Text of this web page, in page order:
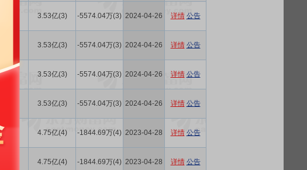
3.53亿(3) -5574.04万(3) 2024-04-26 详情 公告
3.53亿(3) -5574.04万(3) 2024-04-26 详情 公告
- 3.53亿(3) -5574.04万(3) 2024-04-26 详情 公告
3.53亿(3) -5574.04万(3) 2024-04-26 详情 公告
4.75亿(4) -1844.69万(4) 2023-04-28 详情 公告
4.75亿(4) -1844.69万(4) 2023-04-28 详情 公告